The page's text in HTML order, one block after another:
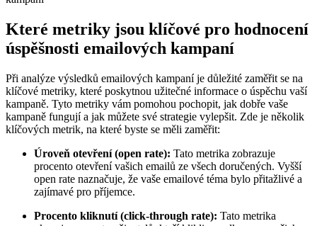
Které metriky jsou klíčové pro hodnocení
úspěšnosti emailových kampaní
Při analýze výsledků emailových kampaní je důležité zaměřit se na
klíčové metriky, které poskytnou užitečné informace o úspěchu vaší
kampaně. Tyto metriky vám pomohou pochopit, jak dobře vaše
kampaně fungují a jak můžete své strategie vylepšit. Zde je několik
klíčových metrik, na které byste se měli zaměřit:
Úroveň otevření (open rate): Tato metrika zobrazuje
procento otevření vašich emailů ze všech doručených. Vyšší
open rate naznačuje, že vaše emailové téma bylo přitažlivé a
zajímavé pro příjemce.
Procento kliknutí (click-through rate): Tato metrika